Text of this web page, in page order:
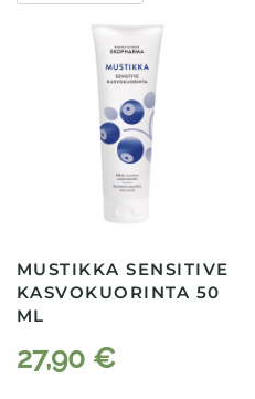
MUSTIKKA SENSITIVE
KASVOKUORINTA 50
ML
27,90 €